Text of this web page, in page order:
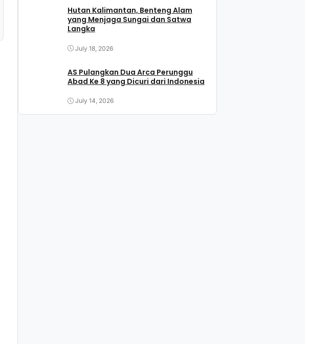
Hutan Kalimantan, Benteng Alam
yang Menjaga Sungai dan Satwa
Langka
July 18, 2026
AS Pulangkan Dua Arca Perunggu
Abad Ke 8 yang Dicuri dari Indonesia
July 14, 2026